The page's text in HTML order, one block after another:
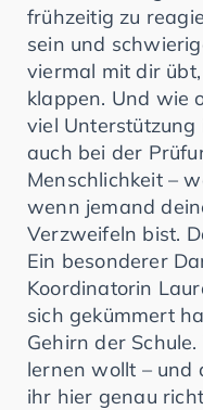
frühzeitig zu
sein und
viermal mit dir
klappen. Und wie
viel
auch bei der
Menschlichkeit –
wenn jemand
Verzweifeln bist.
Ein besonderer
Koordinatorin
sich gekümmert
Gehirn der
lernen wollt – und
ihr hier genau richtig!